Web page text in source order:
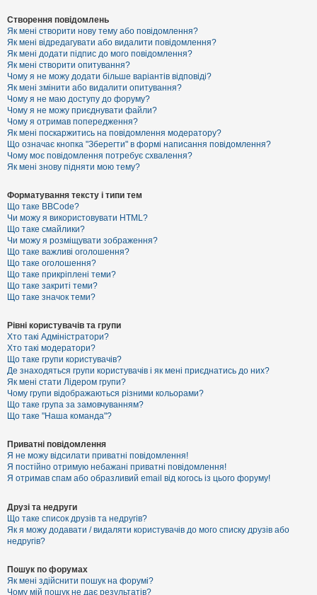
е
й
А
к
т
и
в
н
і
т
е
м
и
П
о
ш
у
к
Д
о
п
о
г
а
Створення повідомлень
Як мені створити нову тему або повідомлення?
Як мені відредагувати або видалити повідомлення?
Як мені додати підпис до мого повідомлення?
Як мені створити опитування?
Чому я не можу додати більше варіантів відповіді?
Як мені змінити або видалити опитування?
Чому я не маю доступу до форуму?
Чому я не можу приєднувати файли?
Чому я отримав попередження?
Як мені поскаржитись на повідомлення модератору?
Що означає кнопка "Зберегти" в формі написання повідомлення?
Чому моє повідомлення потребує схвалення?
Як мені знову підняти мою тему?
Форматування тексту і типи тем
Що таке BBCode?
Чи можу я використовувати HTML?
Що таке смайлики?
Чи можу я розміщувати зображення?
Що таке важливі оголошення?
Що таке оголошення?
Що таке прикріплені теми?
Що таке закриті теми?
Що таке значок теми?
Рівні користувачів та групи
Хто такі Адміністратори?
Хто такі модератори?
Що таке групи користувачів?
Де знаходяться групи користувачів і як мені приєднатись до них?
Як мені стати Лідером групи?
Чому групи відображаються різними кольорами?
Що таке група за замовчуванням?
Що таке "Наша команда"?
Приватні повідомлення
Я не можу відсилати приватні повідомлення!
Я постійно отримую небажані приватні повідомлення!
Я отримав спам або образливий email від когось із цього форуму!
Друзі та недруги
Що таке список друзів та недругів?
Як я можу додавати / видаляти користувачів до мого списку друзів або
недругів?
Пошук по форумах
Як мені здійснити пошук на форумі?
Чому мій пошук не дає результатів?